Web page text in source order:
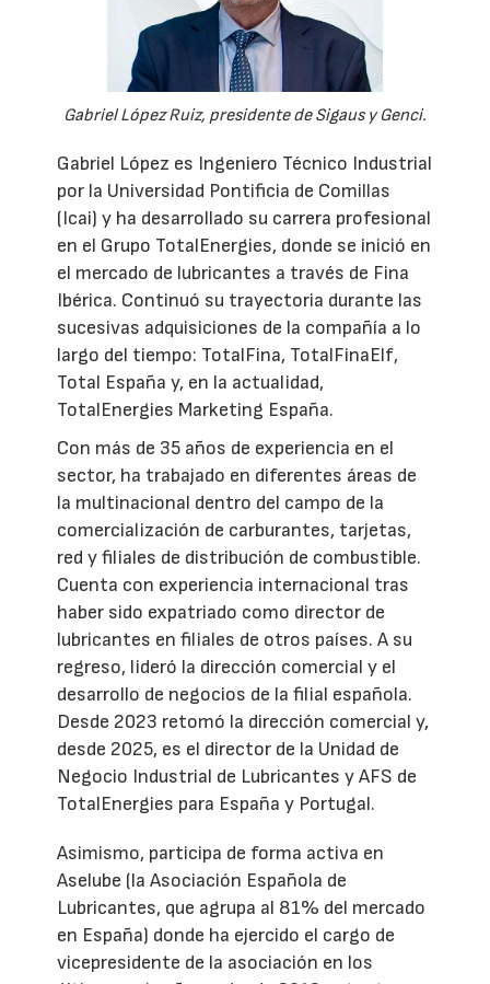
Gabriel López Ruiz, presidente de Sigaus y Genci.
Gabriel López es Ingeniero Técnico Industrial
por la Universidad Pontificia de Comillas
(Icai) y ha desarrollado su carrera profesional
en el Grupo TotalEnergies, donde se inició en
el mercado de lubricantes a través de Fina
Ibérica. Continuó su trayectoria durante las
sucesivas adquisiciones de la compañía a lo
largo del tiempo: TotalFina, TotalFinaElf,
Total España y, en la actualidad,
TotalEnergies Marketing España.
Con más de 35 años de experiencia en el
sector, ha trabajado en diferentes áreas de
la multinacional dentro del campo de la
comercialización de carburantes, tarjetas,
red y filiales de distribución de combustible.
Cuenta con experiencia internacional tras
haber sido expatriado como director de
lubricantes en filiales de otros países. A su
regreso, lideró la dirección comercial y el
desarrollo de negocios de la filial española.
Desde 2023 retomó la dirección comercial y,
desde 2025, es el director de la Unidad de
Negocio Industrial de Lubricantes y AFS de
TotalEnergies para España y Portugal.
Asimismo, participa de forma activa en
Aselube (la Asociación Española de
Lubricantes, que agrupa al 81% del mercado
en España) donde ha ejercido el cargo de
vicepresidente de la asociación en los